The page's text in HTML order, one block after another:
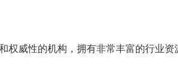
权威性的机构，拥有非常丰富的行业